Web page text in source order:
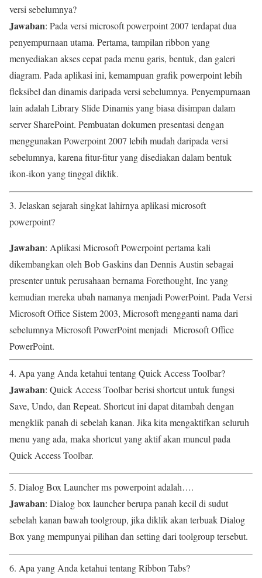
versi sebelumnya?
Jawaban: Pada versi microsoft powerpoint 2007 terdapat dua
penyempurnaan utama. Pertama, tampilan ribbon yang
menyediakan akses cepat pada menu garis, bentuk, dan galeri
diagram. Pada aplikasi ini, kemampuan grafik powerpoint lebih
fleksibel dan dinamis daripada versi sebelumnya. Penyempurnaan
lain adalah Library Slide Dinamis yang biasa disimpan dalam
server SharePoint. Pembuatan dokumen presentasi dengan
menggunakan Powerpoint 2007 lebih mudah daripada versi
sebelumnya, karena fitur-fitur yang disediakan dalam bentuk
ikon-ikon yang tinggal diklik.
3. Jelaskan sejarah singkat lahirnya aplikasi microsoft
powerpoint?
Jawaban: Aplikasi Microsoft Powerpoint pertama kali
dikembangkan oleh Bob Gaskins dan Dennis Austin sebagai
presenter untuk perusahaan bernama Forethought, Inc yang
kemudian mereka ubah namanya menjadi PowerPoint. Pada Versi
Microsoft Office Sistem 2003, Microsoft mengganti nama dari
sebelumnya Microsoft PowerPoint menjadi Microsoft Office
PowerPoint.
4. Apa yang Anda ketahui tentang Quick Access Toolbar?
Jawaban: Quick Access Toolbar berisi shortcut untuk fungsi
Save, Undo, dan Repeat. Shortcut ini dapat ditambah dengan
mengklik panah di sebelah kanan. Jika kita mengaktifkan seluruh
menu yang ada, maka shortcut yang aktif akan muncul pada
Quick Access Toolbar.
5. Dialog Box Launcher ms powerpoint adalah….
Jawaban: Dialog box launcher berupa panah kecil di sudut
sebelah kanan bawah toolgroup, jika diklik akan terbuak Dialog
Box yang mempunyai pilihan dan setting dari toolgroup tersebut.
6. Apa yang Anda ketahui tentang Ribbon Tabs?